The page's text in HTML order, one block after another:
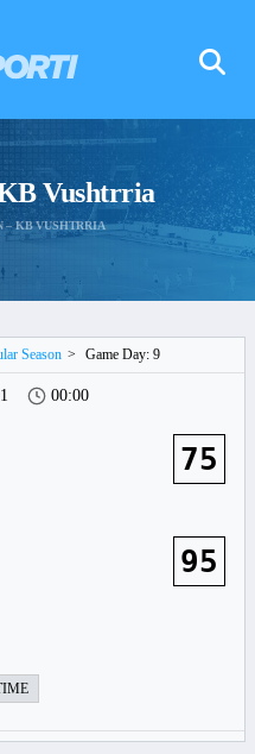
Vushtrria
– KB VUSHTRRIA
Season > Game Day: 9
00:00
75
95